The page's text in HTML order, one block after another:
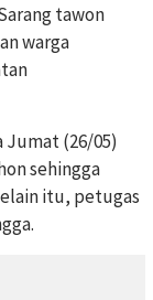
tawon
warga
Jumat (26/05)
sehingga
itu, petugas